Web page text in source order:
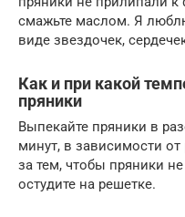
смажьте маслом. Я
виде звездочек,
Как и при какой
пряники
Выпекайте пряники в
минут, в зависимости
за тем, чтобы пряники
остудите на решетке.